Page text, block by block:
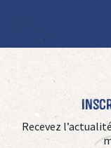
Recevez